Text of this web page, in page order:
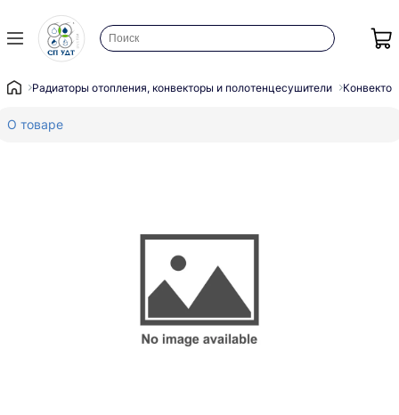
Радиаторы отопления, конвекторы и полотенцесушители
О товаре